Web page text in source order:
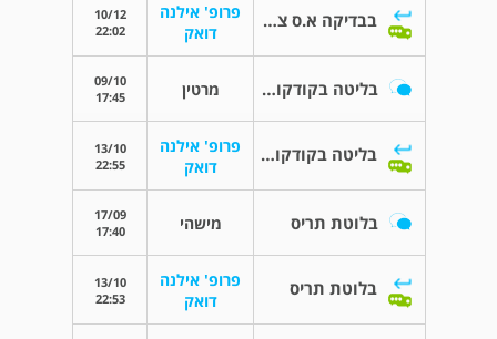
בבדיקה א.ס צוואר כולל בלוטות לימפה
פרופ' אילנה
דואק
10/12
22:02
בליטה בקודקוד הראש מרטין
09/10
17:45
בליטה בקודקוד הראש
פרופ' אילנה
דואק
13/10
22:55
בלוטת תריס מישהי
17/09
17:40
בלוטת תריס
פרופ' אילנה
דואק
13/10
22:53